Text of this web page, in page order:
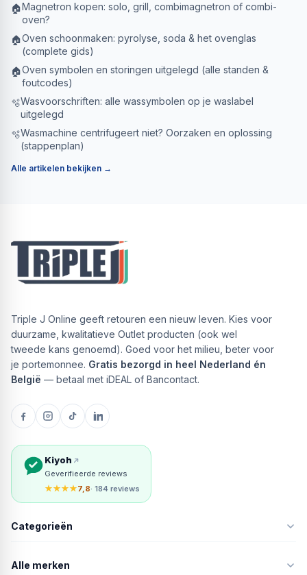
🏠Magnetron kopen: solo, grill, combimagnetron of combi-
oven?
🏠Oven schoonmaken: pyrolyse, soda & het ovenglas
(complete gids)
🏠Oven symbolen en storingen uitgelegd (alle standen &
foutcodes)
🫧Wasvoorschriften: alle wassymbolen op je waslabel
uitgelegd
🫧Wasmachine centrifugeert niet? Oorzaken en oplossing
(stappenplan)
Alle artikelen bekijken →
Triple J Online geeft retouren een nieuw leven. Kies voor
duurzame, kwalitatieve Outlet producten (ook wel
tweede kans genoemd). Goed voor het milieu, beter voor
je portemonnee. Gratis bezorgd in heel Nederland én
België — betaal met iDEAL of Bancontact.
Kiyoh
Geverifieerde reviews
★★★★7,8· 184 reviews
Categorieën
Alle merken